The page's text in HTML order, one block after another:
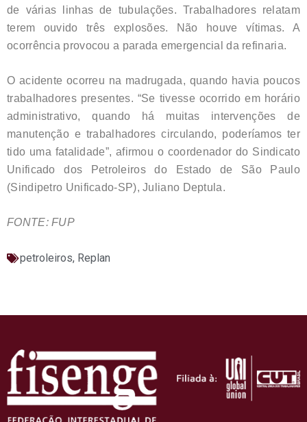
de várias linhas de tubulações. Trabalhadores relatam
terem ouvido três explosões. Não houve vítimas. A
ocorrência provocou a parada emergencial da refinaria.
O acidente ocorreu na madrugada, quando havia poucos
trabalhadores presentes. “Se tivesse ocorrido em horário
administrativo, quando há muitas intervenções de
manutenção e trabalhadores circulando, poderíamos ter
tido uma fatalidade”, afirmou o coordenador do Sindicato
Unificado dos Petroleiros do Estado de São Paulo
(Sindipetro Unificado-SP), Juliano Deptula.
FONTE: FUP
petroleiros, Replan